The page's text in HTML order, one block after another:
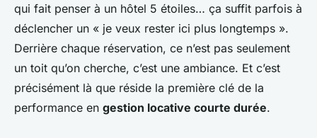
qui fait penser à un hôtel 5 étoiles… ça suffit parfois à
déclencher un « je veux rester ici plus longtemps ».
Derrière chaque réservation, ce n’est pas seulement
un toit qu’on cherche, c’est une ambiance. Et c’est
précisément là que réside la première clé de la
performance en gestion locative courte durée.